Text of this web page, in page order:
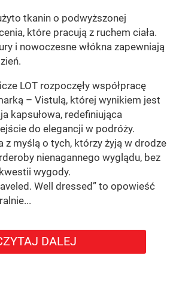
tkanin o podwyższonej
które pracują z ruchem ciała.
i nowoczesne włókna zapewniają
LOT rozpoczęły współpracę
– Vistulą, której wynikiem jest
kapsułowa, redefiniująca
do elegancji w podróży.
z myślą o tych, którzy żyją w drodze
nienagannego wyglądu, bez
wygody.
Well dressed” to opowieść
DALEJ